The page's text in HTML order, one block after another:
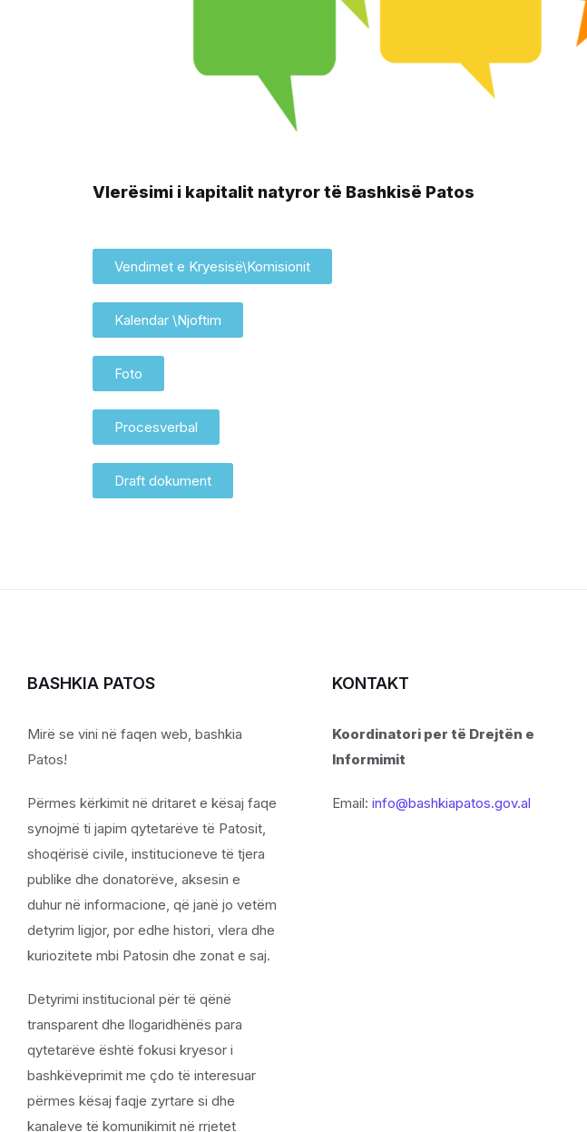
Vlerësimi i kapitalit natyror të Bashkisë Patos
Vendimet e Kryesisë\Komisionit
Kalendar \Njoftim
Foto
Procesverbal
Draft dokument
BASHKIA PATOS
Mirë se vini në faqen web, bashkia
Patos!
Përmes kërkimit në dritaret e kësaj faqe
synojmë ti japim qytetarëve të Patosit,
shoqërisë civile, institucioneve të tjera
publike dhe donatorëve, aksesin e
duhur në informacione, që janë jo vetëm
detyrim ligjor, por edhe histori, vlera dhe
kuriozitete mbi Patosin dhe zonat e saj.
Detyrimi institucional për të qënë
transparent dhe llogaridhënës para
qytetarëve është fokusi kryesor i
bashkëveprimit me çdo të interesuar
përmes kësaj faqje zyrtare si dhe
kanaleve të komunikimit në rrjetet
KONTAKT
Koordinatori per të Drejtën e
Informimit
Email: info@bashkiapatos.gov.al